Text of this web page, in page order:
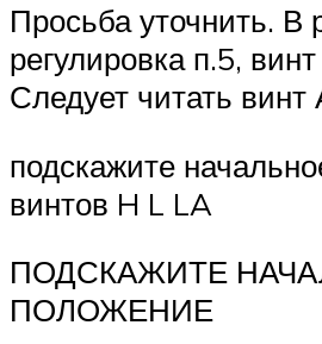
Просьба уточнить. В
регулировка п.5,
Следует читать
подскажите
винтов H L LA
ПОДСКАЖИТЕ
ПОЛОЖЕНИЕ